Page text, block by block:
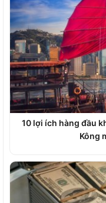
10 lợi ích hàng đầu
Kông